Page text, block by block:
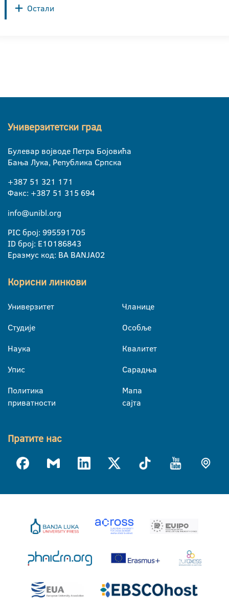
Остали
Универзитетски град
Булевар војводе Петра Бојовића
Бања Лука, Република Српска
+387 51 321 171
Факс: +387 51 315 694
info@unibl.org
PIC број: 995591705
ID број: E10186843
Еразмус код: BA BANJA02
Корисни линкови
Универзитет
Студије
Наука
Упис
Политика
приватности
Чланице
Особље
Квалитет
Сарадња
Мапа
сајта
Пратите нас